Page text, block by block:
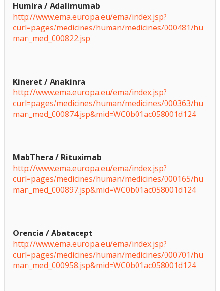
Humira / Adalimumab
http://www.ema.europa.eu/ema/index.jsp?
curl=pages/medicines/human/medicines/000481/hu
man_med_000822.jsp
Kineret / Anakinra
http://www.ema.europa.eu/ema/index.jsp?
curl=pages/medicines/human/medicines/000363/hu
man_med_000874.jsp&mid=WC0b01ac058001d124
MabThera / Rituximab
http://www.ema.europa.eu/ema/index.jsp?
curl=pages/medicines/human/medicines/000165/hu
man_med_000897.jsp&mid=WC0b01ac058001d124
Orencia / Abatacept
http://www.ema.europa.eu/ema/index.jsp?
curl=pages/medicines/human/medicines/000701/hu
man_med_000958.jsp&mid=WC0b01ac058001d124